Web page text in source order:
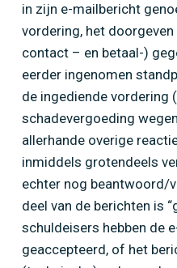
in zijn e-mailbericht
vordering, het
contact – en betaal-)
eerder ingenomen
de ingediende vordering
schadevergoeding
allerhande overige
inmiddels grotendeels
echter nog beantwoord/
deel van de berichten is
schuldeisers hebben de
geaccepteerd, of het